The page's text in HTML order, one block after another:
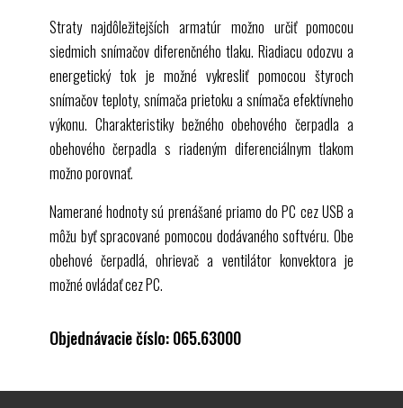
čerpadlo riadené diferenčným tlakom
Straty najdôležitejších armatúr možno určiť pomocou
siedmich snímačov diferenčného tlaku. Riadiacu odozvu a
energetický tok je možné vykresliť pomocou štyroch
snímačov teploty, snímača prietoku a snímača efektívneho
výkonu. Charakteristiky bežného obehového čerpadla a
obehového čerpadla s riadeným diferenciálnym tlakom
možno porovnať.
Namerané hodnoty sú prenášané priamo do PC cezUSB a
môžu byť spracované pomocou dodávaného softvéru. Obe
obehové čerpadlá, ohrievač a ventilátor konvektora je
možné ovládať cez PC.
Objednávacie číslo: 065.63000